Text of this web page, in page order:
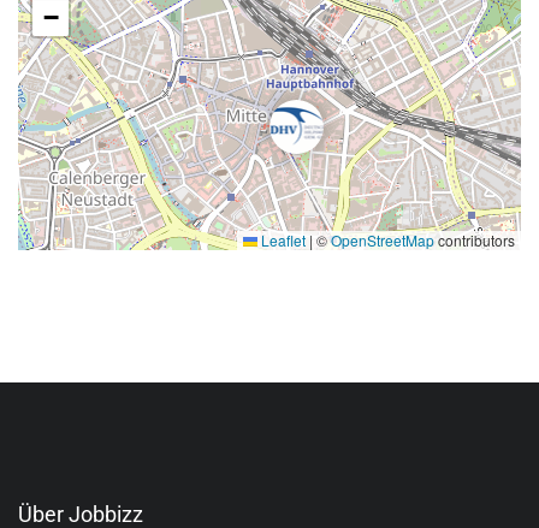
−
Leaflet | ©OpenStreetMapcontributors
Über Jobbizz